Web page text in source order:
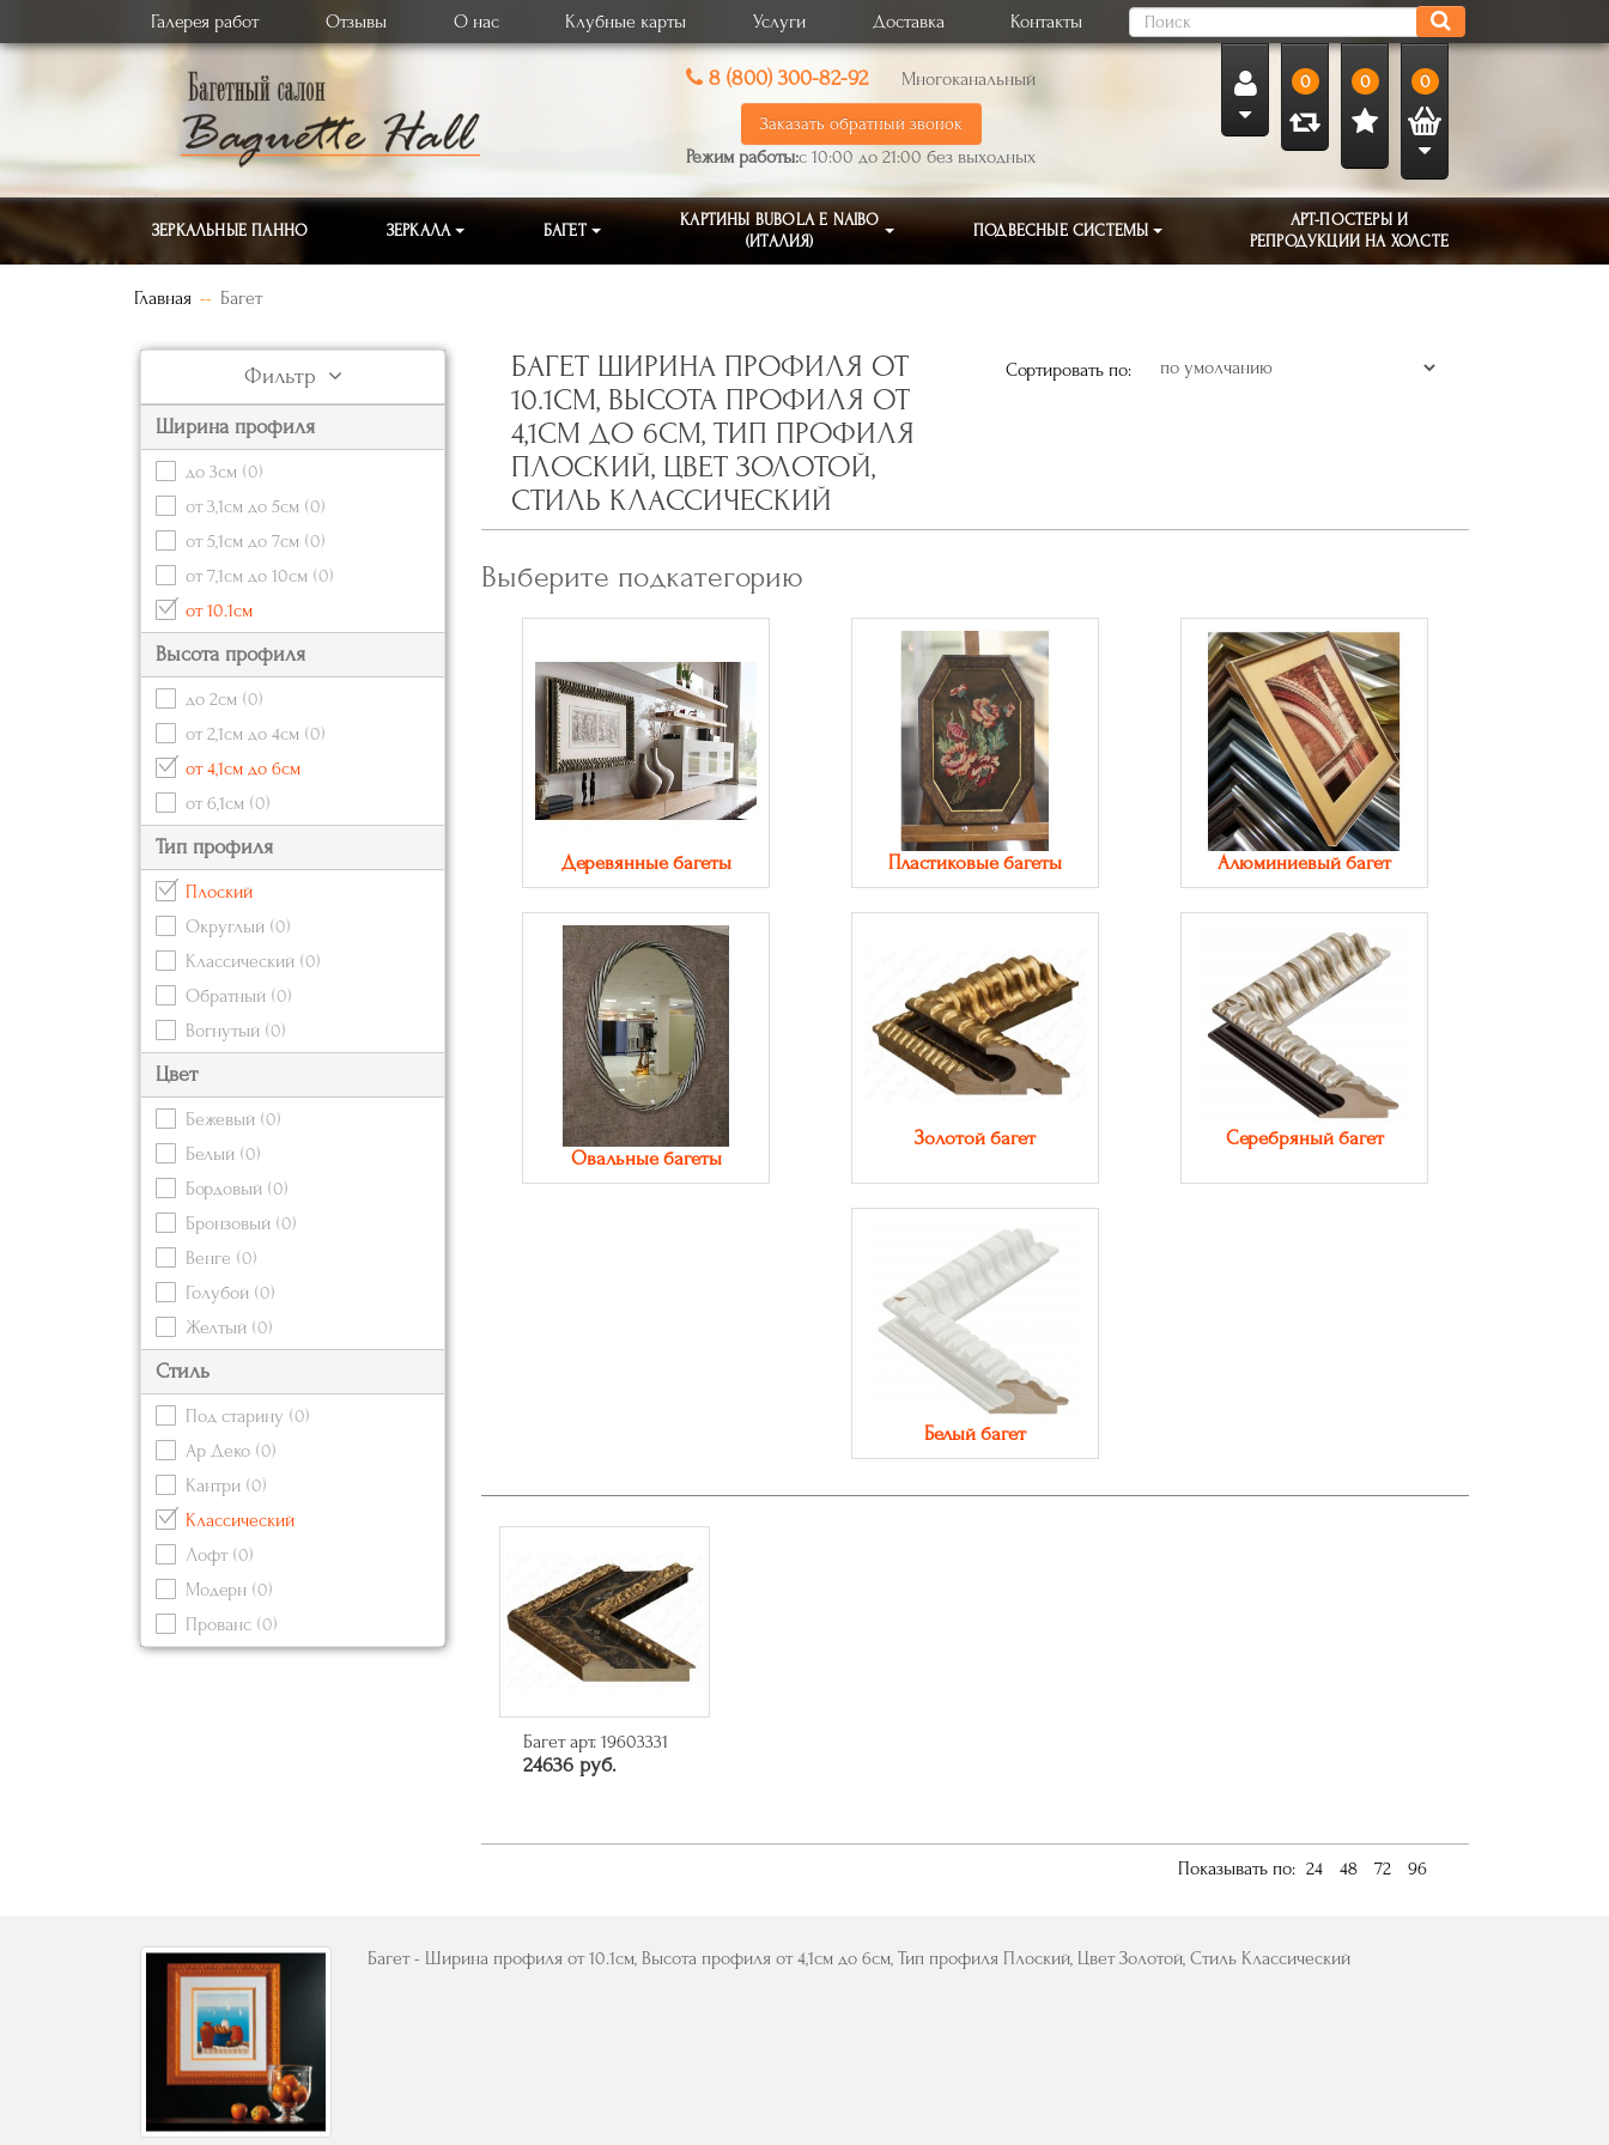
Галерея работ Отзывы О нас Клубные карты Услуги Доставка Контакты
8 (800) 300-82-92 Многоканальный
Заказать обратный звонок
Режим работы:с 10:00 до 21:00 без выходных
0 0 0
ЗЕРКАЛЬНЫЕ ПАННО ЗЕРКАЛА БАГЕТ
КАРТИНЫ BUBOLA E NAIBO
(ИТАЛИЯ)
ПОДВЕСНЫЕ СИСТЕМЫ
АРТ-ПОСТЕРЫ И
РЕПРОДУКЦИИ НА ХОЛСТЕ
Главная Багет
Фильтр
Ширина профиля
до 3см (0)
от 3,1см до 5см (0)
от 5,1см до 7см (0)
от 7,1см до 10см (0)
от 10.1см
Высота профиля
до 2см (0)
от 2,1см до 4см (0)
от 4,1см до 6см
от 6,1см (0)
Тип профиля
Плоский
Округлый (0)
Классический (0)
Обратный (0)
Вогнутый (0)
Цвет
Бежевый (0)
Белый (0)
Бордовый (0)
Бронзовый (0)
Венге (0)
Голубой (0)
Желтый (0)
Золотой
Коричневый
Красный
Кремовый
Розовый
Серебряный
Серый
Стиль
Под старину (0)
Ар Деко (0)
Кантри (0)
Классический
Лофт (0)
Модерн (0)
Прованс (0)
Современный (0)
БАГЕТ ШИРИНА ПРОФИЛЯ ОТ
10.1СМ, ВЫСОТА ПРОФИЛЯ ОТ
4,1СМ ДО 6СМ, ТИП ПРОФИЛЯ
ПЛОСКИЙ, ЦВЕТ ЗОЛОТОЙ,
СТИЛЬ КЛАССИЧЕСКИЙ
Сортировать по:
Выберите подкатегорию
Деревянные багеты Пластиковые багеты Алюминиевый багет
Овальные багеты
Золотой багет Серебряный багет
Белый багет
Багет арт. 19603331
24636 руб.
Показывать по: 24 48 72 96
Багет - Ширина профиля от 10.1см, Высота профиля от 4,1см до 6см, Тип профиля Плоский, Цвет Золотой, Стиль Классический